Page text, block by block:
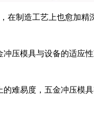
制造工艺上也愈加
压模具与设备的适应性
难易度，五金冲压